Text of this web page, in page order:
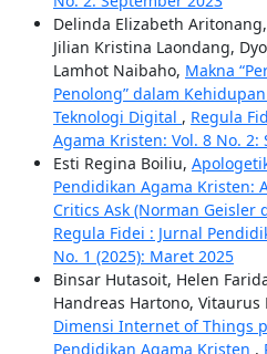
Delinda Elizabeth
Jilian Kristina Laondang,
Lamhot Naibaho, Makna
Penolong” dalam
Teknologi Digital , Regula
Agama Kristen: Vol. 8 No. 2:
Esti Regina Boiliu,
Pendidikan Agama Kristen:
Critics Ask (Norman Geisler
Regula Fidei : Jurnal
No. 1 (2025): Maret 2025
Binsar Hutasoit, Helen
Handreas Hartono, Vitaurus
Dimensi Internet of Things
Pendidikan Agama Kristen ,